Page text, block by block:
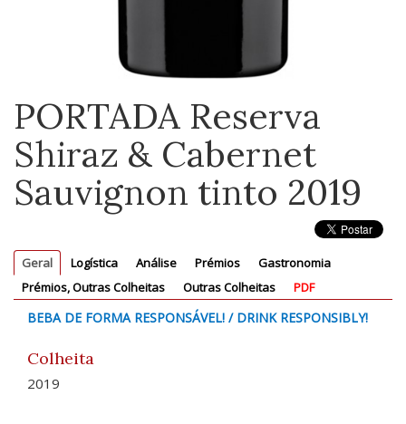
PORTADA Reserva
Shiraz & Cabernet
Sauvignon tinto 2019
Geral Logística Análise Prémios
Gastronomia
Prémios, Outras Colheitas
Outras Colheitas PDF
BEBA DE FORMA RESPONSÁVEL! / DRINK RESPONSIBLY!
Colheita
2019